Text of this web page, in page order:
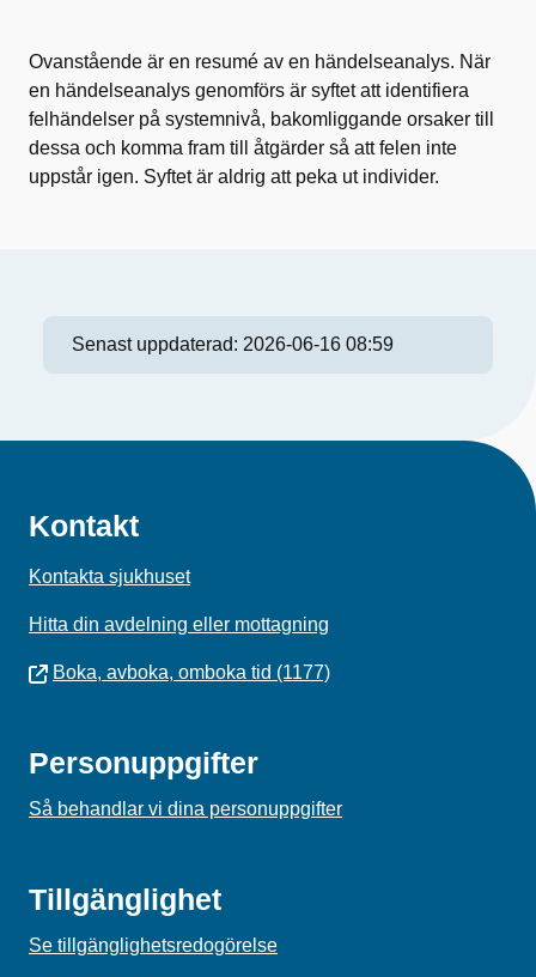
Ovanstående är en resumé av en händelseanalys. När
en händelseanalys genomförs är syftet att identifiera
felhändelser på systemnivå, bakomliggande orsaker till
dessa och komma fram till åtgärder så att felen inte
uppstår igen. Syftet är aldrig att peka ut individer.
Senast uppdaterad: 2026-06-16 08:59
Kontakt
Kontakta sjukhuset
Hitta din avdelning eller mottagning
Boka, avboka, omboka tid (1177)
Personuppgifter
Så behandlar vi dina personuppgifter
Tillgänglighet
Se tillgänglighetsredogörelse